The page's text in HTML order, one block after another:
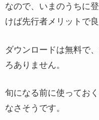
なので、いまのうちに
けば先行者メリットで
ダウンロードは無料で
ろありません。
旬になる前に使ってお
なさそうです。